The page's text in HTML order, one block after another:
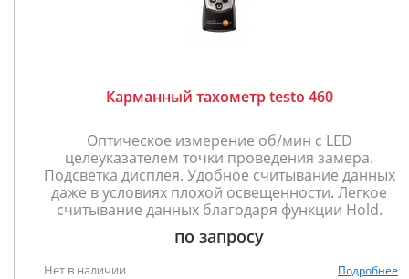
Карманный тахометр testo 460
Оптическое измерение об/мин с LED
целеуказателем точки проведения замера.
Подсветка дисплея. Удобное считывание данных
даже в условиях плохой освещенности. Легкое
считывание данных благодаря функции Hold.
по запросу
Нет в наличии Подробнее